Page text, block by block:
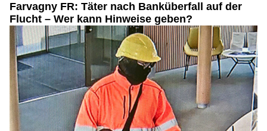
Farvagny FR: Täter nach Banküberfall auf der
Flucht – Wer kann Hinweise geben?